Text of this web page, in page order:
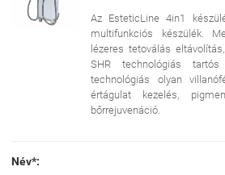
Az EsteticLine 4in1
multifunkciós készülék.
lézeres tetoválás
SHR technológiás
technológiás olyan
értágulat kezelés,
bőrrejuvenáció.
Név*: